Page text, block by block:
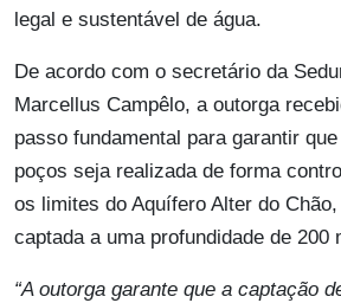
legal e sustentável de água.
De acordo com o secretário da
Marcellus Campêlo, a outorga
passo fundamental para garantir
poços seja realizada de forma
os limites do Aquífero Alter do
captada a uma profundidade de 200
“A outorga garante que a captação